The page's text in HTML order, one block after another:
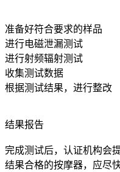
准备好符合要求的样品
进行电磁泄漏测试
进行射频辐射测试
收集测试数据
根据测试结果，进行整改
结果报告
完成测试后，认证机构会
结果合格的按摩器，应尽